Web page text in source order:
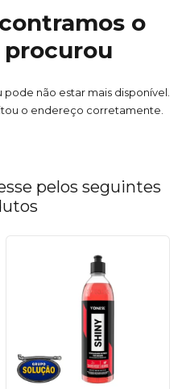
o
não estar mais disponível.
o endereço corretamente.
pelos seguintes